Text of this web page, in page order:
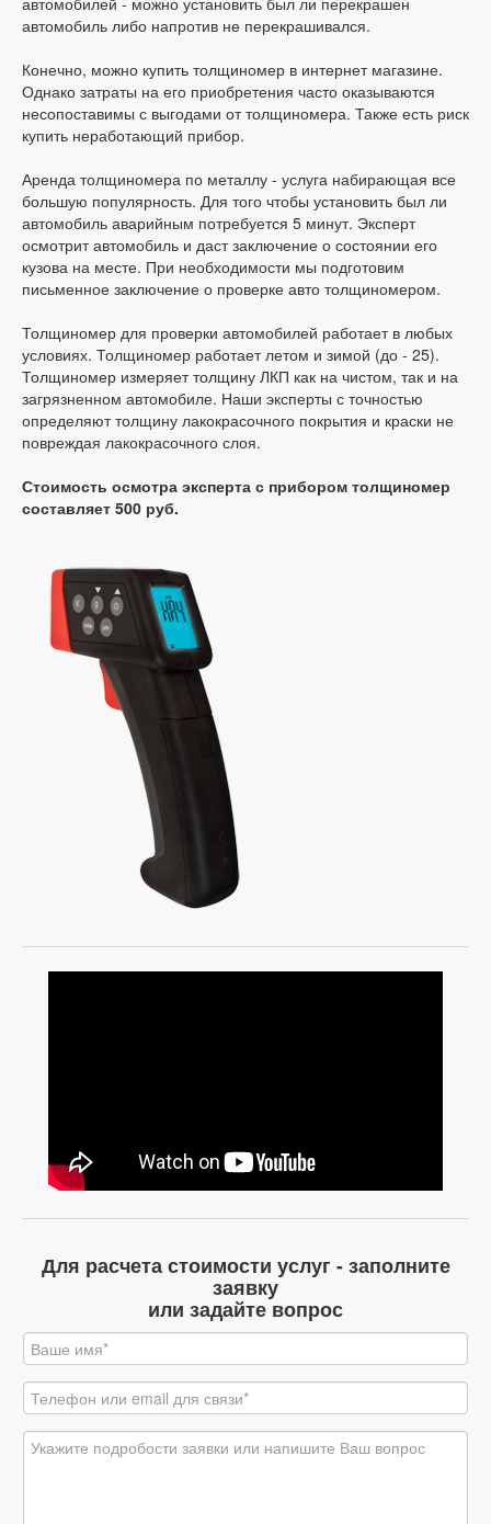
автомобиль либо напротив не перекрашивался.
Конечно, можно купить толщиномер в интернет магазине.
Однако затраты на его приобретения часто оказываются
несопоставимы с выгодами от толщиномера. Также есть риск
купить неработающий прибор.
Аренда толщиномера по металлу - услуга набирающая все
большую популярность. Для того чтобы установить был ли
автомобиль аварийным потребуется 5 минут. Эксперт
осмотрит автомобиль и даст заключение о состоянии его
кузова на месте. При необходимости мы подготовим
письменное заключение о проверке авто толщиномером.
Толщиномер для проверки автомобилей работает в любых
условиях. Толщиномер работает летом и зимой (до - 25).
Толщиномер измеряет толщину ЛКП как на чистом, так и на
загрязненном автомобиле. Наши эксперты с точностью
определяют толщину лакокрасочного покрытия и краски не
повреждая лакокрасочного слоя.
Стоимость осмотра эксперта с прибором толщиномер
составляет 500 руб.
Для расчета стоимости услуг - заполните
заявку
или задайте вопрос